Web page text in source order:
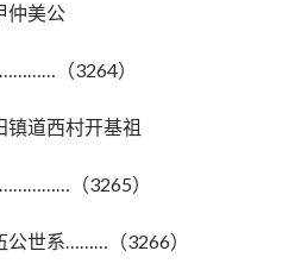
仲美公
（3264）
镇道西村开基祖
（3265）
公世系………（3266）